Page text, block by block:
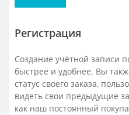
Регистрация
Создание учётной записи
быстрее и удобнее. Вы
статус своего заказа,
видеть свои предыдущие
как наш постоянный